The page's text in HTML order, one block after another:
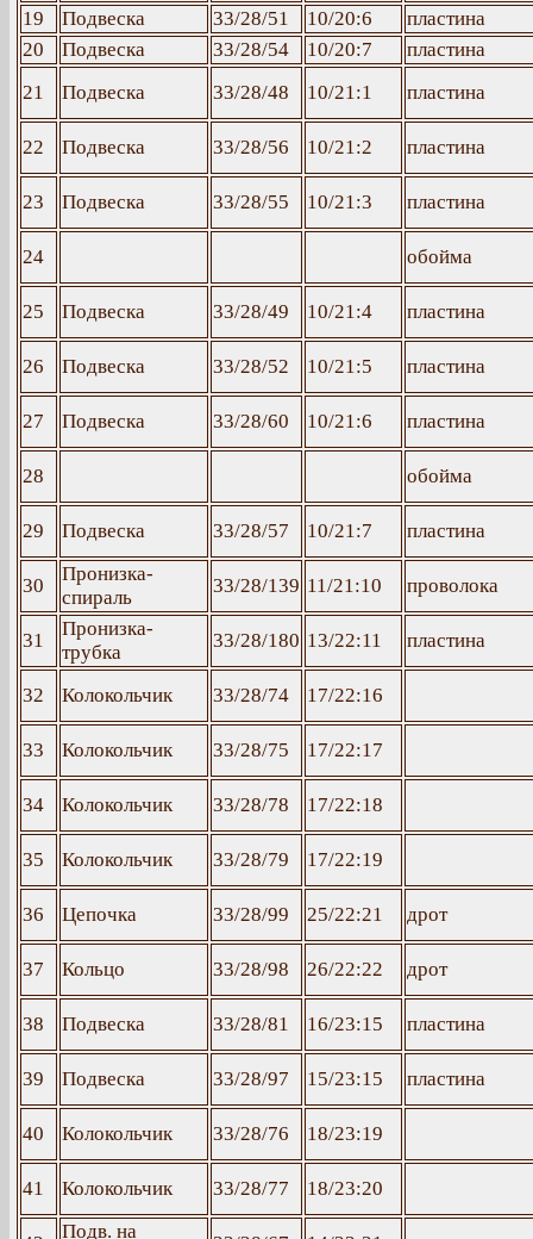
19
Подвеска 33/28/51 10/20:6
пластина
20
Подвеска 33/28/54 10/20:7
пластина
21
Подвеска 33/28/48 10/21:1 пластина
22 Подвеска 33/28/56 10/21:2 пластина
23 Подвеска 33/28/55 10/21:3 пластина
24 обойма
25 Подвеска 33/28/49 10/21:4 пластина
26 Подвеска 33/28/52 10/21:5 пластина
27 Подвеска 33/28/60 10/21:6 пластина
28 обойма
29 Подвеска 33/28/57 10/21:7 пластина
30
Пронизка-
спираль
33/28/139 11/21:10 проволока
31
Пронизка-
трубка
33/28/180 13/22:11 пластина
32 Колокольчик 33/28/74 17/22:16
33 Колокольчик 33/28/75 17/22:17
34 Колокольчик 33/28/78 17/22:18
35 Колокольчик 33/28/79 17/22:19
36 Цепочка 33/28/99 25/22:21 дрот
37 Кольцо 33/28/98 26/22:22 дрот
38 Подвеска 33/28/81 16/23:15 пластина
39 Подвеска 33/28/97 15/23:15 пластина
40 Колокольчик 33/28/76 18/23:19
41 Колокольчик 33/28/77 18/23:20
Подв. на